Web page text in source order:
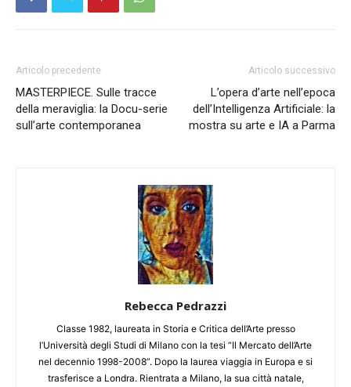
Articolo precedente
MASTERPIECE. Sulle tracce
della meraviglia: la Docu-serie
sull’arte contemporanea
Articolo successivo
L’opera d’arte nell’epoca
dell’Intelligenza Artificiale: la
mostra su arte e IA a Parma
Rebecca Pedrazzi
Classe 1982, laureata in Storia e Critica dell’Arte presso
l’Università degli Studi di Milano con la tesi “Il Mercato dell’Arte
nel decennio 1998-2008”. Dopo la laurea viaggia in Europa e si
trasferisce a Londra. Rientrata a Milano, la sua città natale,